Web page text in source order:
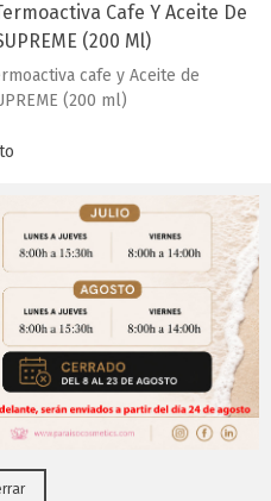
Cafe Y Aceite De
(200 Ml)
cafe y Aceite de
(200 ml)
Cafe Verde PELL-OFF
( 1 Kg)
Verde PELL-OFF SUPREME
SUPREME (
precios y realizar
Aqui!
CERRAR